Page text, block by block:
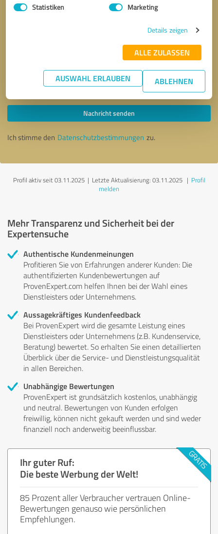
Statistiken Marketing
Details zeigen
ALLE ZULASSEN
AUSWAHL ERLAUBEN ABLEHNEN
Bitte um Rückruf * Erforderliche Angaben
Nachricht senden
Ich stimme den Datenschutzbestimmungen zu.
Profil aktiv seit 03.11.2025 | Letzte Aktualisierung: 03.11.2025| Profil
melden
Mehr Transparenz und Sicherheit bei der
Expertensuche
Authentische Kundenmeinungen
Profitieren Sie von Erfahrungen anderer Kunden: Die
authentifizierten Kundenbewertungen auf
ProvenExpert.com helfen Ihnen bei der Wahl eines
Dienstleisters oder Unternehmens.
Aussagekräftiges Kundenfeedback
Bei ProvenExpert wird die gesamte Leistung eines
Dienstleisters oder Unternehmens (z.B. Kundenservice,
Beratung) bewertet. So erhalten Sie einen detaillierten
Überblick über die Service- und Dienstleistungsqualität
in allen Bereichen.
Unabhängige Bewertungen
ProvenExpert ist grundsätzlich kostenlos, unabhängig
und neutral. Bewertungen von Kunden erfolgen
freiwillig, können nicht gekauft werden und sind weder
finanziell noch anderweitig beeinflussbar.
Ihr guter Ruf:
Die beste Werbung der Welt!
85 Prozent aller Verbraucher vertrauen Online-
Bewertungen genauso wie persönlichen
Empfehlungen.